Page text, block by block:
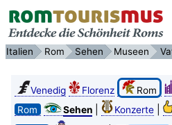
Italien Rom Sehen Museen
Venedig Florenz Rom
Rom
Sehen| Konzerte|